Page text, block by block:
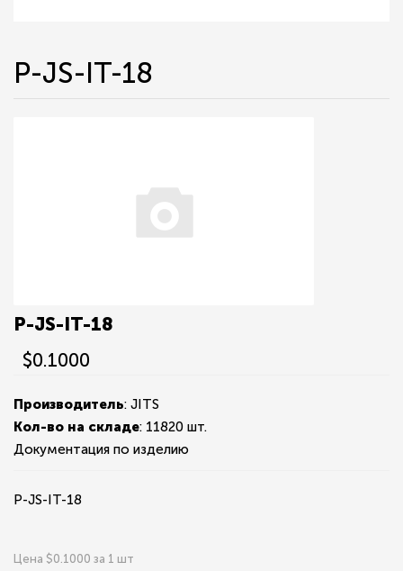
P-JS-IT-18
P-JS-IT-18
$0.1000
Производитель: JITS
Кол-во на складе: 11820 шт.
Документация по изделию
P-JS-IT-18
Цена $0.1000 за 1 шт